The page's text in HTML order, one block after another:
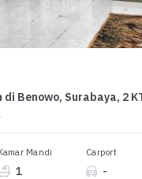
Mandi
1
Carport
-